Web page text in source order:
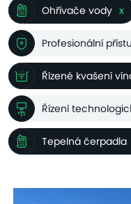
Ohřívače vody x
Profesionální
Řízené kvašení
Řízení
Tepelná čerpadla